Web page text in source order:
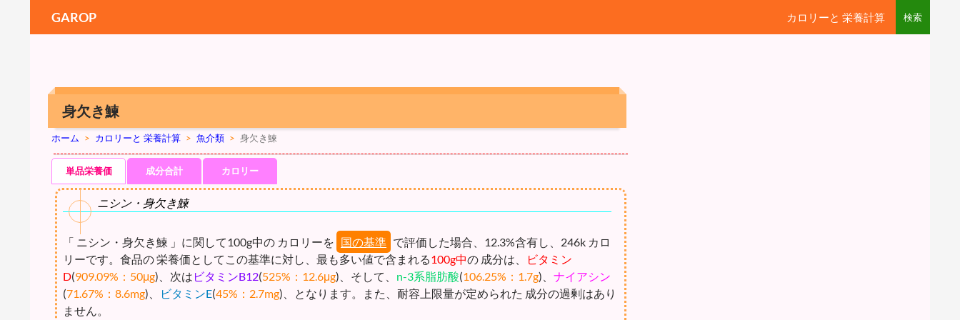
GAROP カロリーと 栄養計算
身欠き鰊
ホーム > カロリーと 栄養計算 > 魚介類 > 身欠き鰊
単品栄養価 成分合計 カロリー
ニシン・身欠き鰊
「 ニシン・身欠き鰊 」に関して100g中の カロリーを 国の基準 で評価した場合、12.3%含有し、246k カロ
リーです。食品の 栄養価としてこの基準に対し、最も多い値で含まれる100g中の 成分は、
ビタミン
D(909.09%：50μg)、次は ビタミンB12(525%：12.6μg)、そして、 n-3系脂肪酸(106.25%：1.7g)、 ナイアシン
(71.67%：8.6mg)、 ビタミンE(45%：2.7mg)、となります。また、耐容上限量が定められた 成分の過剰はあり
ません。